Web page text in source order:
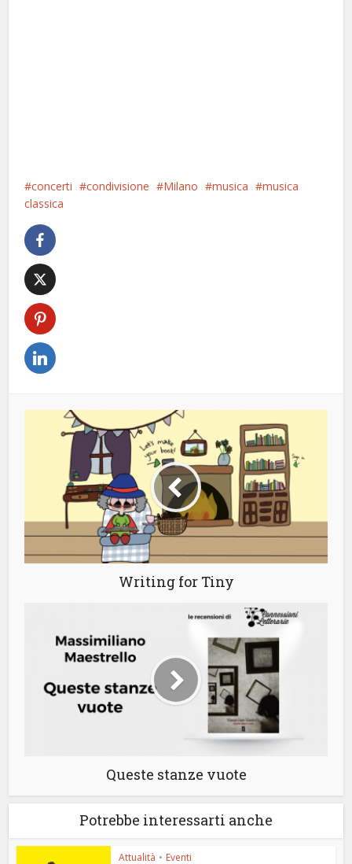
concerti condivisione Milano musica
musica
classica
Writing for Tiny
Queste stanze vuote
Potrebbe interessarti anche
Attualità • Eventi